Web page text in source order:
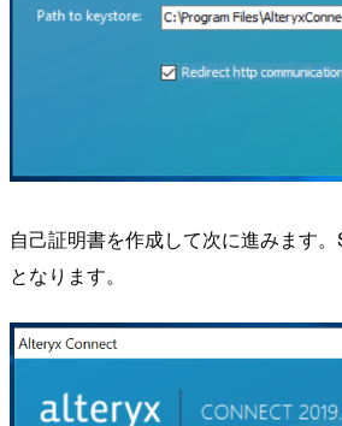
自己証明書を作成して次に進みます
となります。